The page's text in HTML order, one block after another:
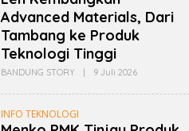
Advanced Materials, Dari
Tambang ke Produk
Teknologi Tinggi
BANDUNG STORY | 9 Juli 2026Oleh
INFO TEKNOLOGI